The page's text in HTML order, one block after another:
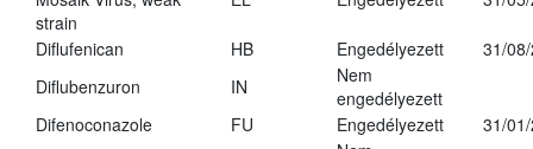
strain
Diflufenican HB Engedélyezett
31/
Diflubenzuron
IN
Nem
engedélyezett
Difenoconazole
FU Engedélyezett
31/